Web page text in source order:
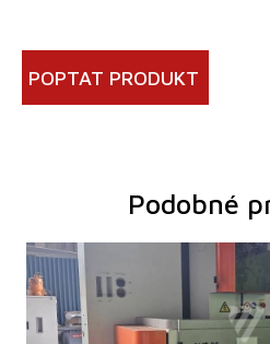
POPTAT PRODUKT
Podobné
Rok výroby:
Pojezd osy X350 mm
Pojezd osy Y 249 mm
Pojezd osy Z249 mm